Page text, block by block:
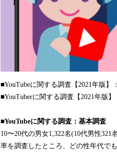
■YouTubeに関する調査【2021年版】：
■YouTuberに関する調査【2021年版】
■YouTubeに関する調査：基本調査
10〜20代の男女1,322名(10代男性321
率を調査したところ、どの性年代で